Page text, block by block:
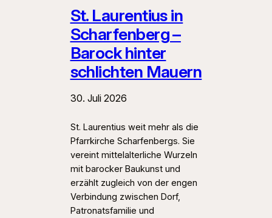
St. Laurentius in
Scharfenberg –
Barock hinter
schlichten Mauern
30. Juli 2026
St. Laurentius weit mehr als die
Pfarrkirche Scharfenbergs. Sie
vereint mittelalterliche Wurzeln
mit barocker Baukunst und
erzählt zugleich von der engen
Verbindung zwischen Dorf,
Patronatsfamilie und